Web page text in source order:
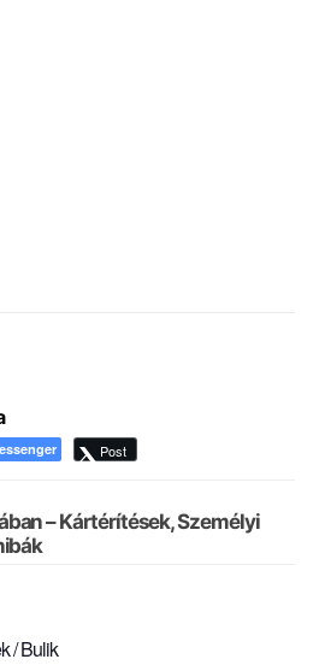
Post
– Kártérítések, Személyi
/ Bulik